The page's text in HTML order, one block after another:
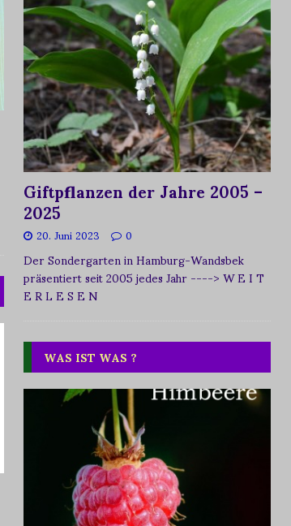
Giftpflanzen der Jahre 2005 –
2025
20. Juni 2023 0
Der Sondergarten in Hamburg-Wandsbek
präsentiert seit 2005 jedes Jahr----> W E I T
E R L E S E N
WAS IST WAS ?